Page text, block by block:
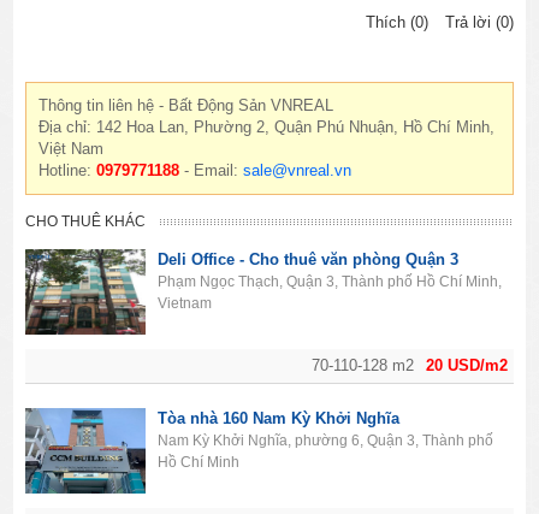
Thích (0)
Trả lời (0)
Thông tin liên hệ - Bất Động Sản VNREAL
Địa chỉ: 142 Hoa Lan, Phường 2, Quận Phú Nhuận, Hồ Chí Minh,
Việt Nam
Hotline:0979771188 - Email:sale@vnreal.vn
CHO THUÊ KHÁC
20 USD/m2
70-110-128 m2
Deli Office - Cho thuê văn phòng Quận 3
Phạm Ngọc Thạch, Quận 3, Thành phố Hồ Chí Minh,
Vietnam
Tòa nhà 160 Nam Kỳ Khởi Nghĩa
Nam Kỳ Khởi Nghĩa, phường 6, Quận 3, Thành phố
Hồ Chí Minh